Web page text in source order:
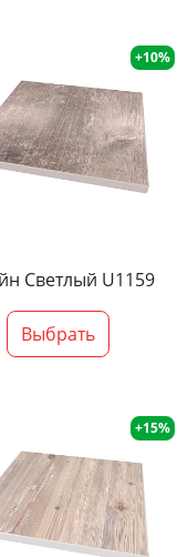
+10%
Светлый U1159
Выбрать
+15%